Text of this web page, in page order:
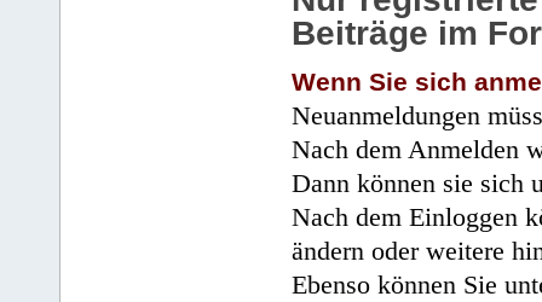
Beiträge im
Wenn Sie sich
Neuanmeldungen
Nach dem Anmelden
Dann können sie sich
Nach dem Einloggen
ändern oder weitere
Ebenso können Sie